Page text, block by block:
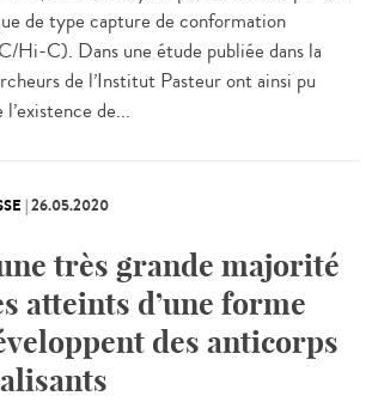
de type capture de conformation
Hi-C). Dans une étude publiée dans la
de l’Institut Pasteur ont ainsi pu
de...
|26.05.2020
très grande majorité
atteints d’une forme
des anticorps